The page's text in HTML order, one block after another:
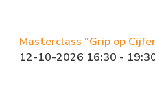
Masterclass "Grip op
12-10-2026 16:30 -